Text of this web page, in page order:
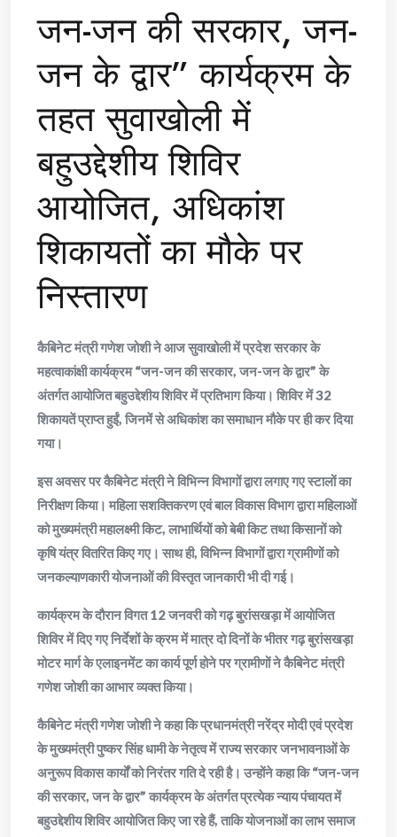
जन-जन की सरकार, जन-
जन के द्वार” कार्यक्रम के
तहत सुवाखोली में
बहुउद्देशीय शिविर
आयोजित, अधिकांश
शिकायतों का मौके पर
निस्तारण
कैबिनेट मंत्री गणेश जोशी ने आज सुवाखोली में प्रदेश सरकार के
महत्वाकांक्षी कार्यक्रम “जन-जन की सरकार, जन-जन के द्वार” के
अंतर्गत आयोजित बहुउद्देशीय शिविर में प्रतिभाग किया। शिविर में 32
शिकायतें प्राप्त हुईं, जिनमें से अधिकांश का समाधान मौके पर ही कर दिया
गया।
इस अवसर पर कैबिनेट मंत्री ने विभिन्न विभागों द्वारा लगाए गए स्टालों का
निरीक्षण किया। महिला सशक्तिकरण एवं बाल विकास विभाग द्वारा महिलाओं
को मुख्यमंत्री महालक्ष्मी किट, लाभार्थियों को बेबी किट तथा किसानों को
कृषि यंत्र वितरित किए गए। साथ ही, विभिन्न विभागों द्वारा ग्रामीणों को
जनकल्याणकारी योजनाओं की विस्तृत जानकारी भी दी गई।
कार्यक्रम के दौरान विगत 12 जनवरी को गढ़ बुरांसखड़ा में आयोजित
शिविर में दिए गए निर्देशों के क्रम में मात्र दो दिनों के भीतर गढ़ बुरांसखड़ा
मोटर मार्ग के एलाइनमेंट का कार्य पूर्ण होने पर ग्रामीणों ने कैबिनेट मंत्री
गणेश जोशी का आभार व्यक्त किया।
कैबिनेट मंत्री गणेश जोशी ने कहा कि प्रधानमंत्री नरेंद्र मोदी एवं प्रदेश
के मुख्यमंत्री पुष्कर सिंह धामी के नेतृत्व में राज्य सरकार जनभावनाओं के
अनुरूप विकास कार्यों को निरंतर गति दे रही है। उन्होंने कहा कि “जन-जन
की सरकार, जन के द्वार” कार्यक्रम के अंतर्गत प्रत्येक न्याय पंचायत में
बहुउद्देशीय शिविर आयोजित किए जा रहे हैं, ताकि योजनाओं का लाभ समाज